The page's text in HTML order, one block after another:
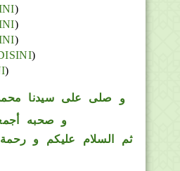
)
)
)
)
)
و
صلى على سيدنا
و صحبه
ثم السلام عليكم و رحمة